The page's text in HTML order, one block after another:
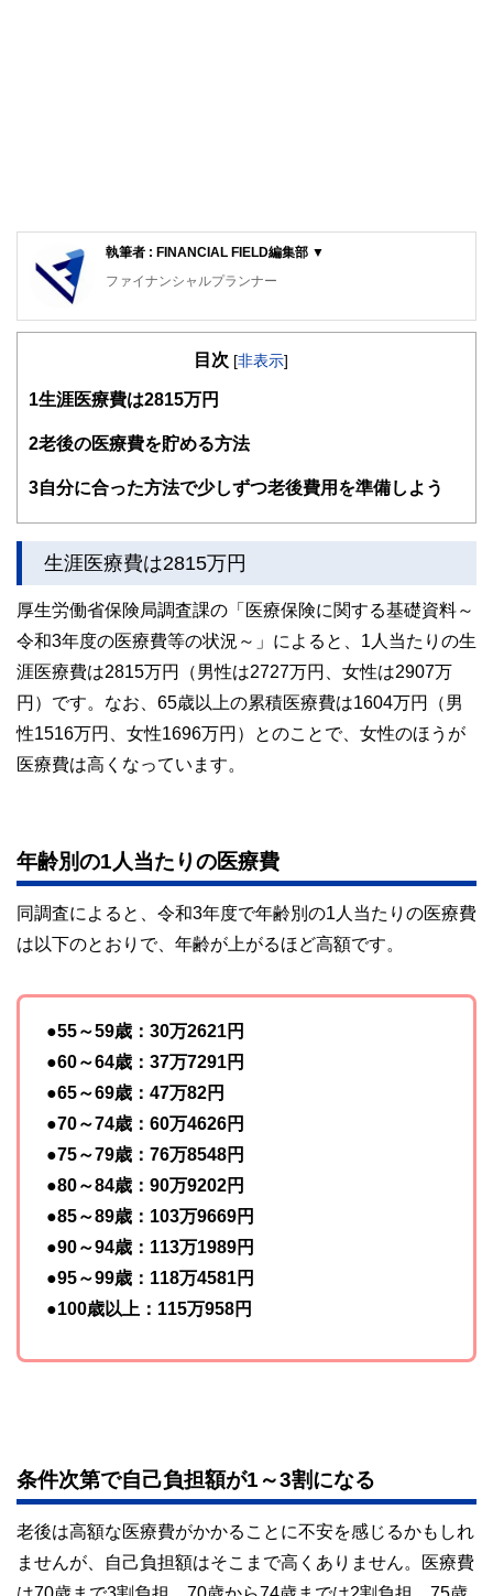
執筆者 : FINANCIAL FIELD編集部 ▼
ファイナンシャルプランナー
FinancialField編集部は、金融、経済に関する記事を、日々
知識がない方でも理解できるようわかりやすく発信していま
得者を中心に「お金や暮らし」に関する書籍・雑誌の編集経
験者で構成され、企画立案から記事掲載まですべての工程に
関わることで、読者目線のコンテンツを追求しています。
ドバイザー、DCプランナー、公認会計士、社会保険労務
士、行政書士、投資アナリスト、キャリアコンサルタントな
かしく感じられる年金や税金、相続、保険、ローンなどの話
をわかりやすく発信している点です。
このように編集経験豊富なメンバーと金融や経済に精通した
やすさはもちろんのこと、読み応えのあるコンテンツと確か
な情報発信を実現しています。
私たちは、快適でより良い生活のアイデアを提供するお金の
目次 [非表示]
1 生涯医療費は2815万円
2老後の医療費を貯める方法
3自分に合った方法で少しずつ老後費用を準備しよう
生涯医療費は2815万円
厚生労働省保険局調査課の「医療保険に関する基礎資料～
令和3年度の医療費等の状況～」によると、1人当たりの生
涯医療費は2815万円（男性は2727万円、女性は2907万
円）です。なお、65歳以上の累積医療費は1604万円（男
性1516万円、女性1696万円）とのことで、女性のほうが
医療費は高くなっています。
年齢別の1人当たりの医療費
同調査によると、令和3年度で年齢別の1人当たりの医療費
は以下のとおりで、年齢が上がるほど高額です。
●55～59歳：30万2621円
●60～64歳：37万7291円
●65～69歳：47万82円
●70～74歳：60万4626円
●75～79歳：76万8548円
●80～84歳：90万9202円
●85～89歳：103万9669円
●90～94歳：113万1989円
●95～99歳：118万4581円
●100歳以上：115万958円
条件次第で自己負担額が1～3割になる
老後は高額な医療費がかかることに不安を感じるかもしれ
ませんが、自己負担額はそこまで高くありません。医療費